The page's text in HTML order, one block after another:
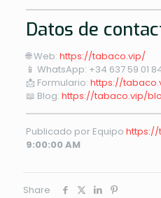
Datos de
🌐 Web: https://tabaco.vip/
📱 WhatsApp: +34 637 59 01
📩 Formulario: https://
📖 Blog: https://tabaco.vip/
Publicado por Equipo
9:00:00 AM
Share